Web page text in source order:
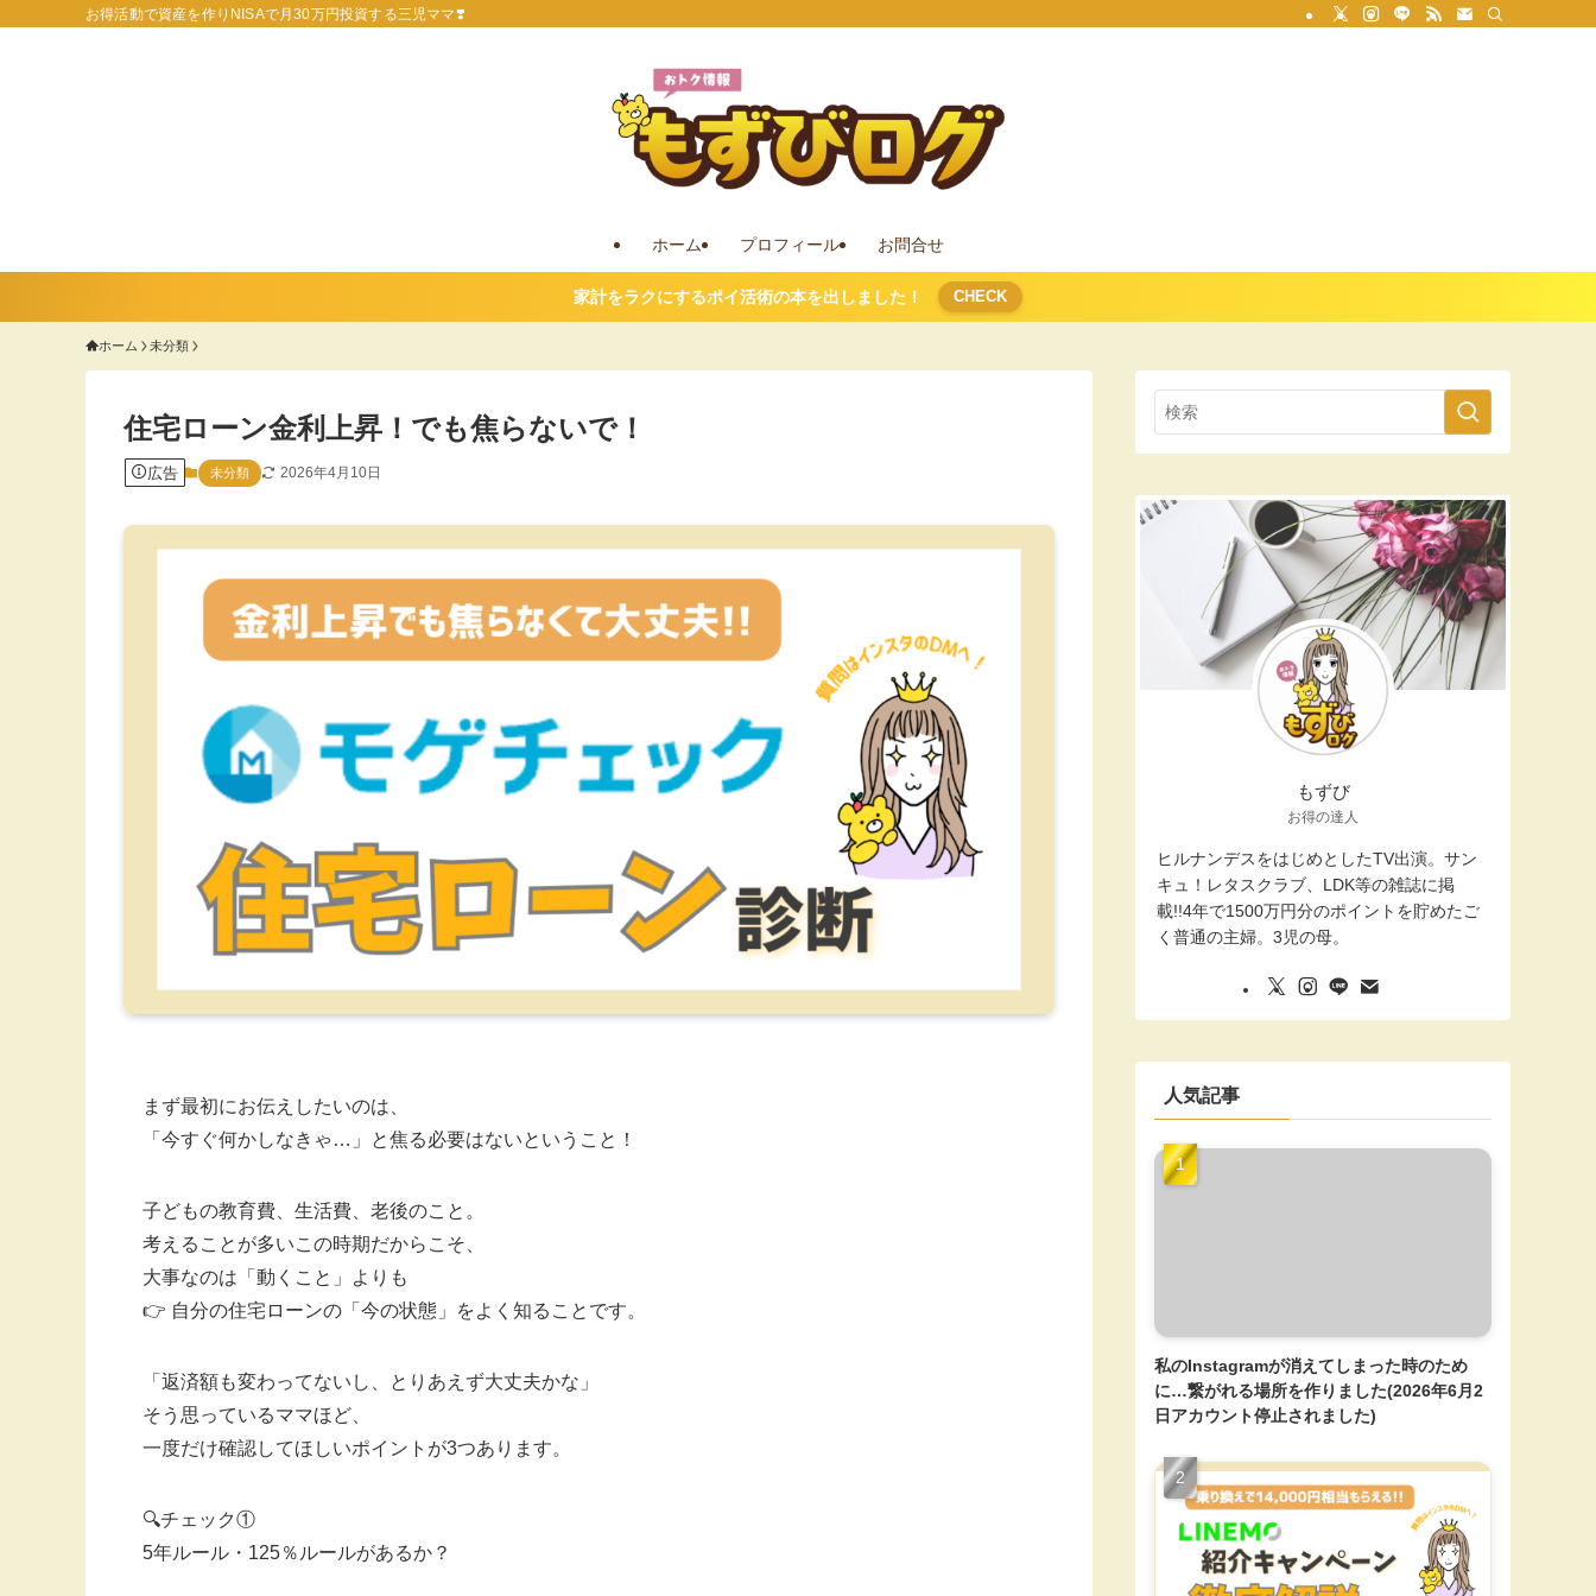
お得活動で資産を作りNISAで月30万円投資する三児ママ❣️
ホーム プロフィール お問合せ
家計をラクにするポイ活術の本を出しました！ CHECK
ホーム 未分類
住宅ローン金利上昇！でも焦らないで！
広告 未分類 2026年4月10日
まず最初にお伝えしたいのは、
「今すぐ何かしなきゃ…」と焦る必要はないということ！
子どもの教育費、生活費、老後のこと。
考えることが多いこの時期だからこそ、
大事なのは「動くこと」よりも
👉 自分の住宅ローンの「今の状態」をよく知ることです。
「返済額も変わってないし、とりあえず大丈夫かな」
そう思っているママほど、
一度だけ確認してほしいポイントが3つあります。
🔍チェック①
5年ルール・125％ルールがあるか？
もずび
お得の達人
ヒルナンデスをはじめとしたTV出演。サン
キュ！レタスクラブ、LDK等の雑誌に掲
載!!4年で1500万円分のポイントを貯めたご
く普通の主婦。3児の母。
人気記事
私のInstagramが消えてしまった時のため
に…繋がれる場所を作りました(2026年6月2
日アカウント停止されました)